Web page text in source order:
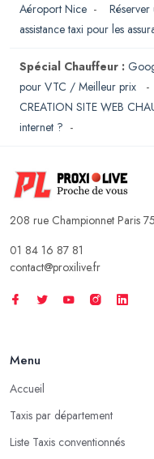
Aéroport Nice -
assistance taxi pour les
Spécial Chauffeur :
pour VTC / Meilleur prix
-
CREATION SITE WEB
internet ? -
208 rue Championnet Paris
01 84 16 87 81
contact@proxilive.fr
Menu
Accueil
Taxis par département
Liste Taxis conventionnés